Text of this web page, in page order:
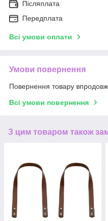
Післяплата
Передплата
Всі умови оплати
Умови повернення
Повернення товару
Всі умови повернення
З цим товаром також